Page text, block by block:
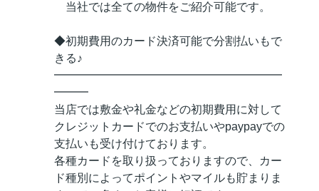
当社では全ての物件をご紹介可能です。
◆初期費用のカード決済可能で分割払いもで
きる♪
━━━━━━━━━━━━━━━━━━━━
━━━
当店では敷金や礼金などの初期費用に対して
クレジットカードでのお支払いやpaypayでの
支払いも受け付けております。
各種カードを取り扱っておりますので、カー
ド種別によってポイントやマイルも貯まりま